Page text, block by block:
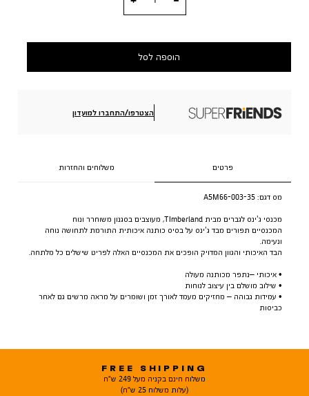
הוספה לסל
הצטרפו/התחברו למועדון
פרטים משלוחים והחזרות
מס דגם: A5M66-003-35
מכנסי ג’ינס לגברים מבית TImberland, מעוצבים בסגנון משוחרר ונוח
המכנסיים תפורים מבד ג’ינס על בסיס כותנה איכותית התורמת לתחושה נוחה
ונעימה.
הבד האיכותי והגוון המדויק הופכים את המכנסיים האלה לפריט שישלים כל מלתחה.
• איכותי –נתפר מכותנה מעולה
• שילוב מושלם בין עיצוב לנוחות
• עמידות גבוהה – מחזיקים מעמד לאורך זמן ושומרים על מראה מרשים גם לאחר
כביסות
FREE SHIPPING
משלוח חינם בקניה מעל 249 ש"ח
(עלות משלוח 25 ש"ח)